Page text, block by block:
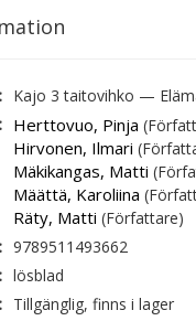
Kajo 3 taitovihko —
Herttovuo, Pinja
Hirvonen, Ilmari
Mäkikangas, Matti
Määttä, Karoliina
Räty, Matti (Författare)
9789511493662
lösblad
Tillgänglig, finns i lager